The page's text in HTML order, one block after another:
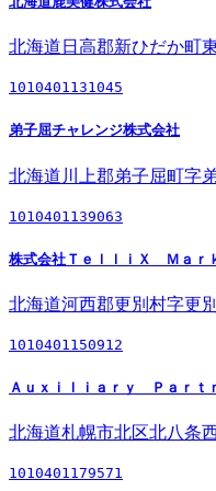
北海道日高郡新ひだか町
1010401131045
弟子屈チャレンジ株式会社
北海道川上郡弟子屈町字
1010401139063
株式会社ＴｅｌｌｉＸ Ｍａｒ
北海道河西郡更別村字更
1010401150912
Ａｕｘｉｌｉａｒｙ Ｐａｒｔ
北海道札幌市北区北八条
1010401179571